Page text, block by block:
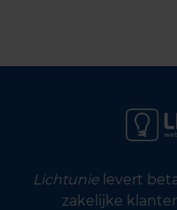
Lichtunielevert
zakelijke